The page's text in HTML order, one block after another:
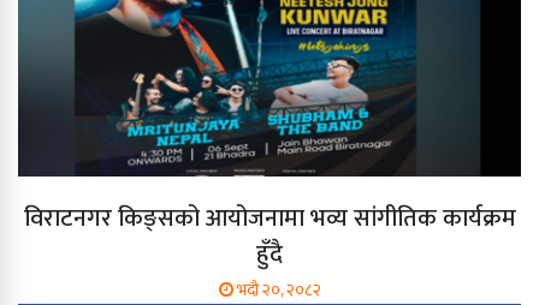
विराटनगर किङ्सको आयोजनामा भव्य सांगीतिक कार्यक्रम
हुँदै
भदौ २०, २०८२